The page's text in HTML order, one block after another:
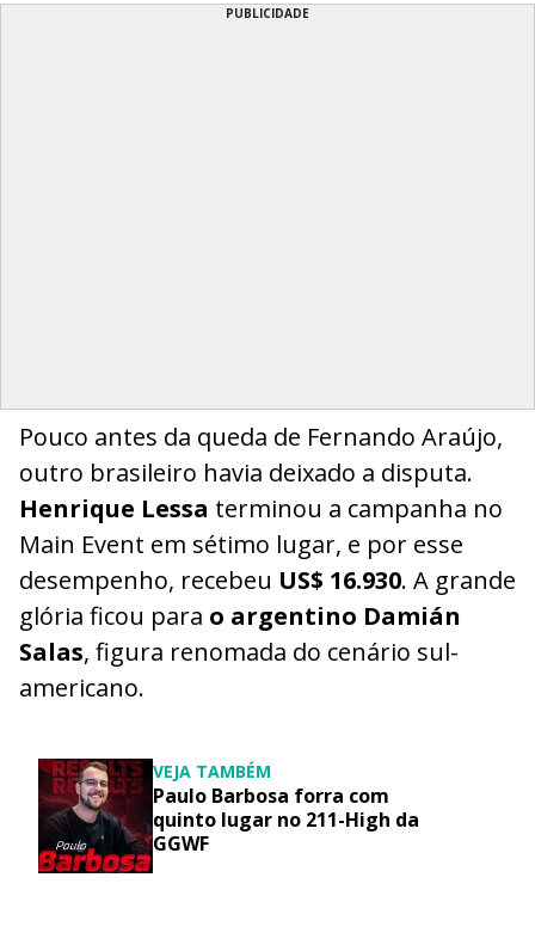
PUBLICIDADE
Pouco antes da queda de Fernando Araújo,
outro brasileiro havia deixado a disputa.
Henrique Lessa terminou a campanha no
Main Event em sétimo lugar, e por esse
desempenho, recebeu US$ 16.930. A grande
glória ficou para o argentino Damián
Salas, figura renomada do cenário sul-
americano.
VEJA TAMBÉM
Paulo Barbosa forra com
quinto lugar no 211-High da
GGWF